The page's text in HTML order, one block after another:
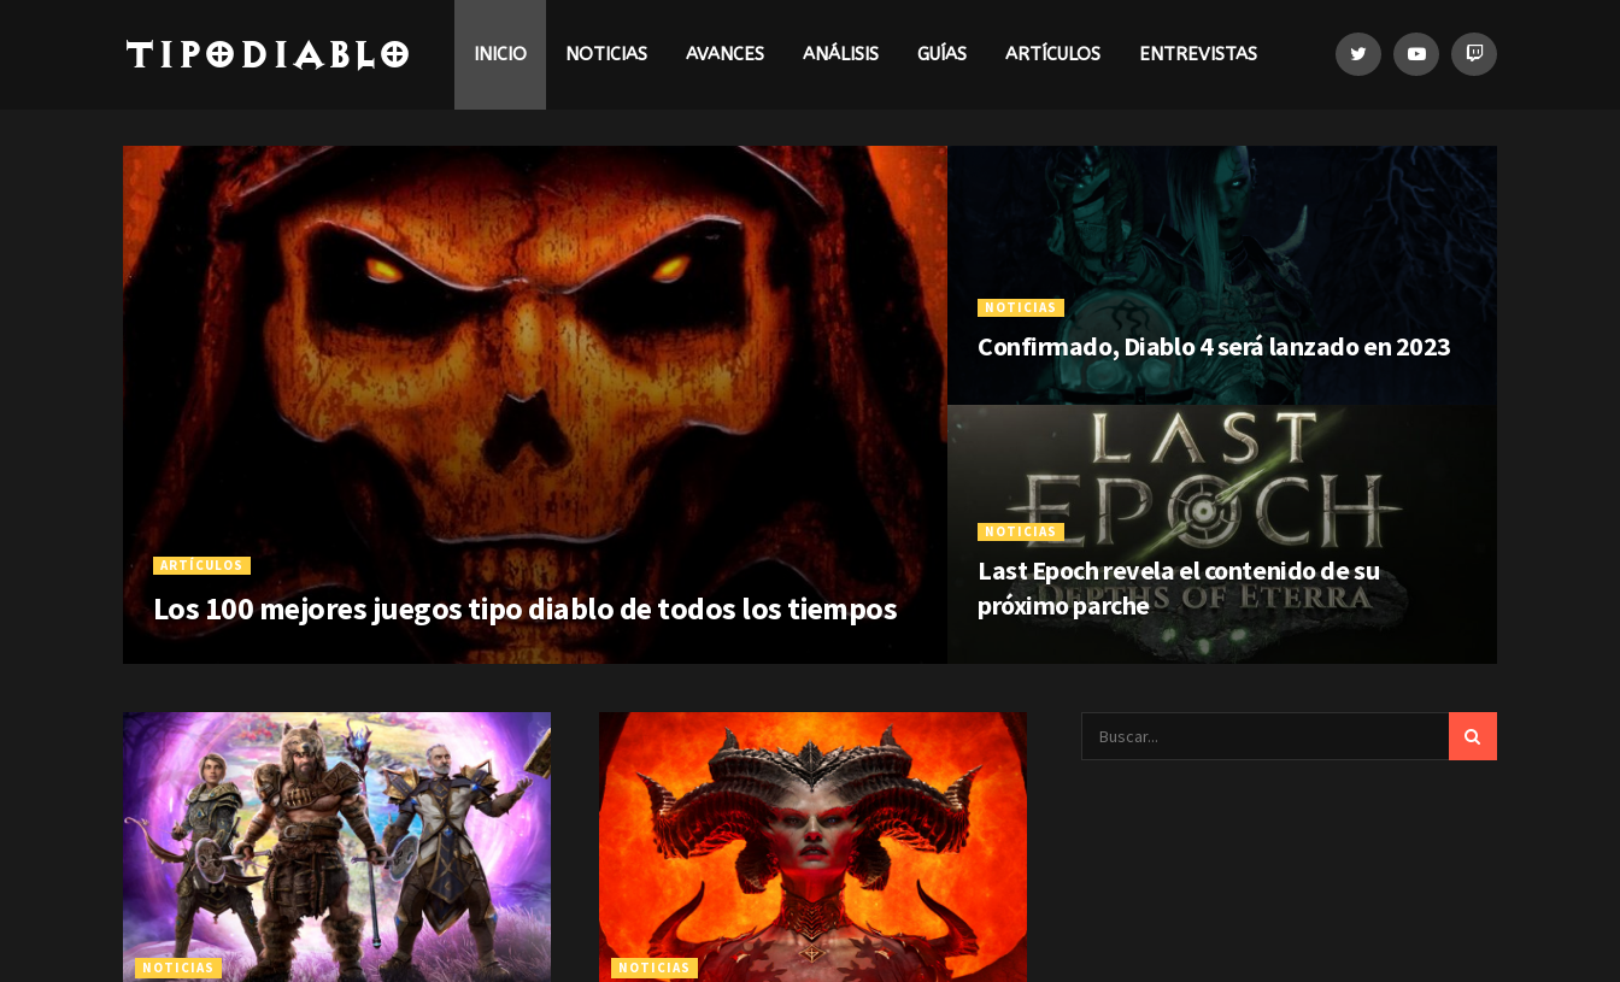
TipoDiablo INICIO NOTICIAS AVANCES ANÁLISIS GUÍAS ARTÍCULOS ENTREVISTAS
ARTÍCULOS
Los 100 mejores juegos tipo diablo de todos los tiempos
NOTICIAS
Confirmado, Diablo 4 será lanzado en 2023
NOTICIAS
Last Epoch revela el contenido de su
próximo parche
NOTICIAS NOTICIAS